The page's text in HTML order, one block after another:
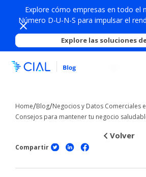
Explore cómo empresas en todo el
Número D-U-N-S para impulsar el
Explore las soluciones
Home/Blog/Negocios y Datos Comerciales
Consejos para mantener tu negocio
Volver
Compartir